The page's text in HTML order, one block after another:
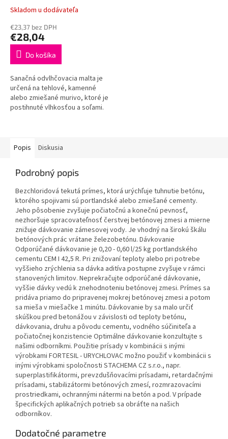
Skladom u dodávateľa
€23,37 bez DPH
€28,04
Do košíka
Sanačná odvlhčovacia malta je
určená na tehlové, kamenné
alebo zmiešané murivo, ktoré je
postihnuté vlhkosťou a soľami.
Popis
Diskusia
Podrobný popis
Bezchloridová tekutá prímes, ktorá urýchľuje tuhnutie betónu,
ktorého spojivami sú portlandské alebo zmiešané cementy.
Jeho pôsobenie zvyšuje počiatočnú a konečnú pevnosť,
nezhoršuje spracovateľnosť čerstvej betónovej zmesi a mierne
znižuje dávkovanie zámesovej vody. Je vhodný na širokú škálu
betónových prác vrátane železobetónu. Dávkovanie
Odporúčané dávkovanie je 0,20 - 0,60 l/25 kg portlandského
cementu CEM I 42,5 R. Pri znižovaní teploty alebo pri potrebe
vyššieho zrýchlenia sa dávka aditíva postupne zvyšuje v rámci
stanovených limitov. Neprekračujte odporúčané dávkovanie,
vyššie dávky vedú k znehodnoteniu betónovej zmesi. Prímes sa
pridáva priamo do pripravenej mokrej betónovej zmesi a potom
sa mieša v miešačke 1 minútu. Dávkovanie by sa malo určiť
skúškou pred betonážou v závislosti od teploty betónu,
dávkovania, druhu a pôvodu cementu, vodného súčiniteľa a
počiatočnej konzistencie Optimálne dávkovanie konzultujte s
našimi odborníkmi. Použitie prísady v kombinácii s inými
výrobkami FORTESIL - URYCHLOVAC možno použiť v kombinácii s
inými výrobkami spoločnosti STACHEMA CZ s.r.o., napr.
superplastifikátormi, prevzdušňovacími prísadami, retardačnými
prísadami, stabilizátormi betónových zmesí, rozmrazovacími
prostriedkami, ochrannými nátermi na betón a pod. V prípade
špecifických aplikačných potrieb sa obráťte na našich
odborníkov.
Dodatočné parametre